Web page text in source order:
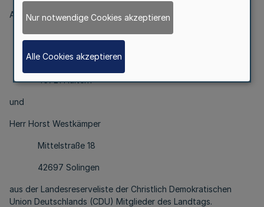
Als Nachfolger sind mit Wirkung vom 1. November 2002
Herr Josef Franz Hovenjürgen
Lavesumer Straße 322
45721 Haltern
und
Herr Horst Westkämper
Mittelstraße 18
42697 Solingen
aus der Landesreserveliste der Christlich Demokratischen
Union Deutschlands (CDU) Mitglieder des Landtags.
Nur notwendige Cookies akzeptieren
Alle Cookies akzeptieren